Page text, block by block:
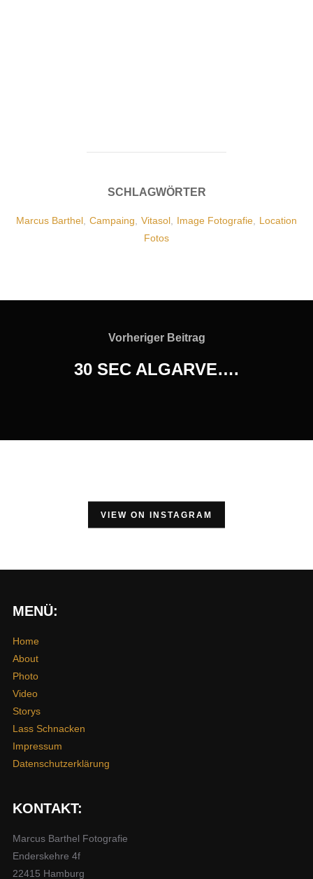
SCHLAGWÖRTER
Marcus Barthel, Campaing, Vitasol, Image Fotografie, Location
Fotos
Vorheriger Beitrag
30 SEC ALGARVE….
VIEW ON INSTAGRAM
MENÜ:
Home
About
Photo
Video
Storys
Lass Schnacken
Impressum
Datenschutzerklärung
KONTAKT:
Marcus Barthel Fotografie
Enderskehre 4f
22415 Hamburg